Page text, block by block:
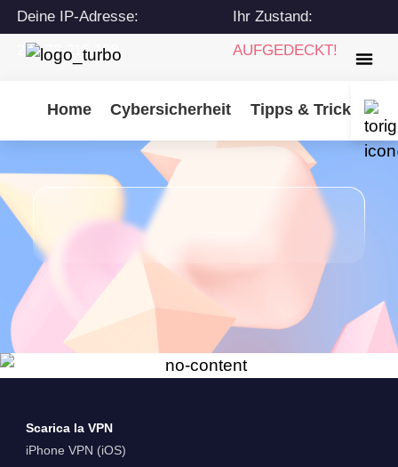
Deine IP-Adresse:
216.73.216.108
Ihr Zustand:
AUFGEDECKT!
Home Cybersicherheit Tipps & Tricks
Scarica la VPN
iPhone VPN (iOS)